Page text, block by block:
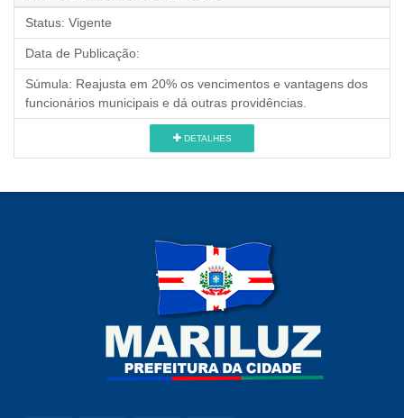
Status: Vigente
Data de Publicação:
Súmula: Reajusta em 20% os vencimentos e vantagens dos
funcionários municipais e dá outras providências.
DETALHES